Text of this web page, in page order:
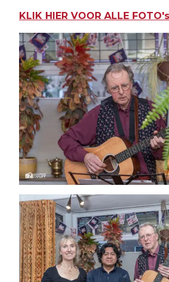
KLIK HIER VOOR ALLE FOTO's